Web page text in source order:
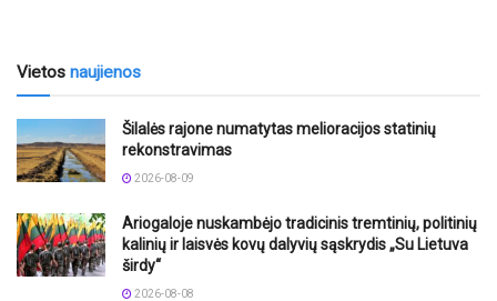
Vietos naujienos
Šilalės rajone numatytas melioracijos statinių
rekonstravimas
2026-08-09
Ariogaloje nuskambėjo tradicinis tremtinių, politinių
kalinių ir laisvės kovų dalyvių sąskrydis „Su Lietuva
širdy“
2026-08-08